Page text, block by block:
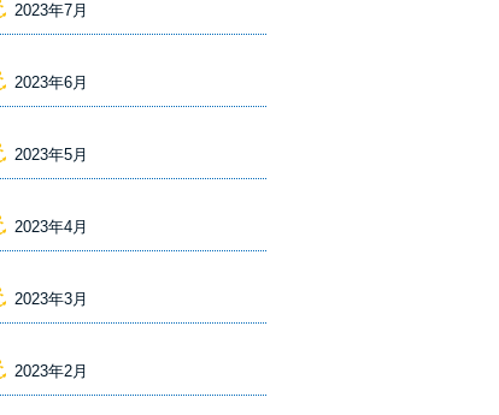
2023年7月
2023年6月
2023年5月
2023年4月
2023年3月
2023年2月